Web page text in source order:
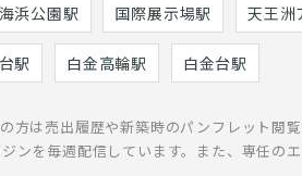
浜公園駅 国際展示場駅 天王洲
駅 白金高輪駅 白金台駅
方は売出履歴や新築時のパンフレット閲
を毎週配信しています。また、専任の